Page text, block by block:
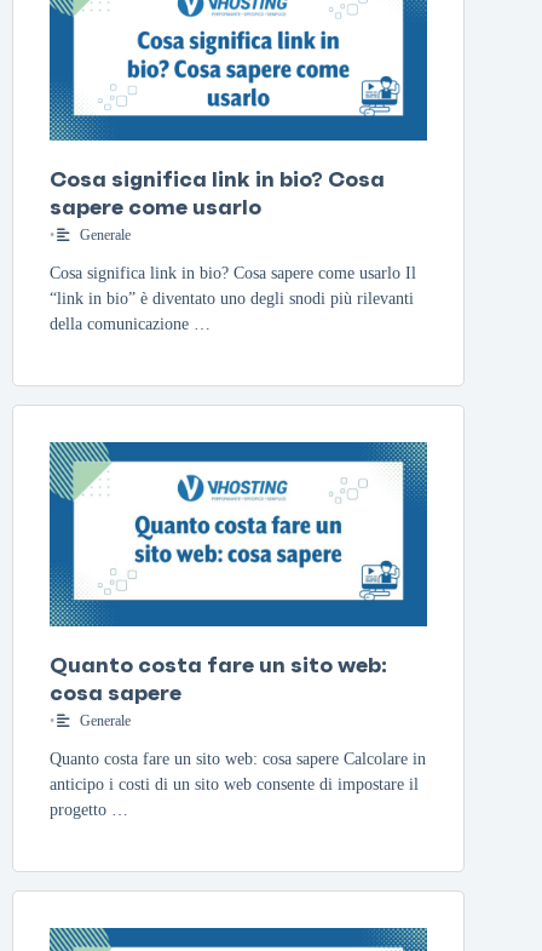
Cosa significa link in bio? Cosa
sapere come usarlo
• Generale
Cosa significa link in bio? Cosa sapere come usarlo Il
“link in bio” è diventato uno degli snodi più rilevanti
della comunicazione …
Quanto costa fare un sito web:
cosa sapere
• Generale
Quanto costa fare un sito web: cosa sapere Calcolare in
anticipo i costi di un sito web consente di impostare il
progetto …